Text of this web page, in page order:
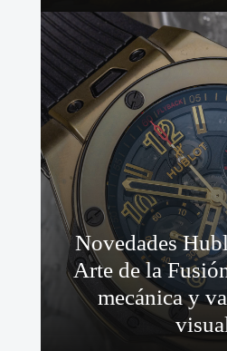
Novedades
Arte de la
mecánica y